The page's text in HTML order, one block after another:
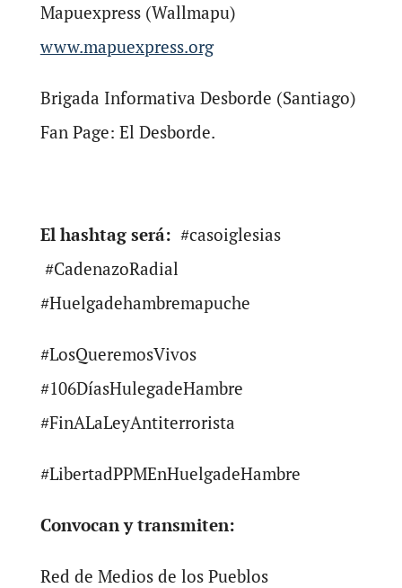
Mapuexpress (Wallmapu)
www.mapuexpress.org
Brigada Informativa Desborde (Santiago)
Fan Page: El Desborde.
El hashtag será: #casoiglesias
#CadenazoRadial
#Huelgadehambremapuche
#LosQueremosVivos
#106DíasHulegadeHambre
#FinALaLeyAntiterrorista
#LibertadPPMEnHuelgadeHambre
Convocan y transmiten:
Red de Medios de los Pueblos